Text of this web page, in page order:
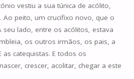
vestiu a sua túnica de acólito,
peito, um crucifixo novo, que o
seu lado, entre os acólitos, estava
os outros irmãos, os pais, a
catequistas. E todos os
crescer, acolitar, chegar a este